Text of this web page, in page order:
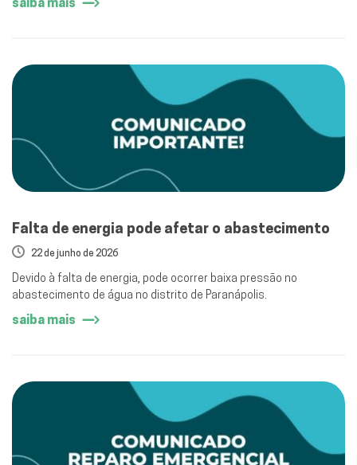
Falta de energia pode afetar o abastecimento
22 de junho de 2026
Devido à falta de energia, pode ocorrer baixa pressão no
abastecimento de água no distrito de Paranápolis.
saiba mais